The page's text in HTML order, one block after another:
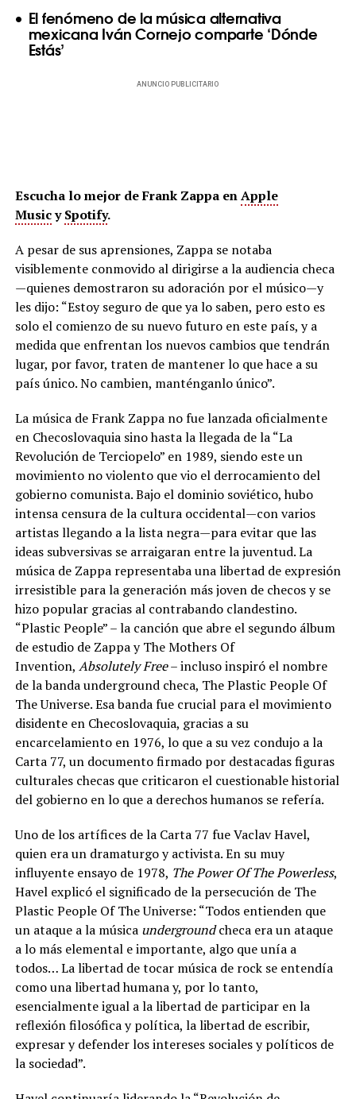
El fenómeno de la música alternativa
mexicana Iván Cornejo comparte ‘Dónde
Estás’
ANUNCIO PUBLICITARIO
Escucha lo mejor de Frank Zappa enApple
MusicySpotify.
A pesar de sus aprensiones, Zappa se notaba
visiblemente conmovido al dirigirse a la audiencia checa
—quienes demostraron su adoración por el músico—y
les dijo: “Estoy seguro de que ya lo saben, pero esto es
solo el comienzo de su nuevo futuro en este país, y a
medida que enfrentan los nuevos cambios que tendrán
lugar, por favor, traten de mantener lo que hace a su
país único. No cambien, manténganlo único”.
La música de Frank Zappa no fue lanzada oficialmente
en Checoslovaquia sino hasta la llegada de la “La
Revolución de Terciopelo” en 1989, siendo este un
movimiento no violento que vio el derrocamiento del
gobierno comunista. Bajo el dominio soviético, hubo
intensa censura de la cultura occidental—con varios
artistas llegando a la lista negra—para evitar que las
ideas subversivas se arraigaran entre la juventud. La
música de Zappa representaba una libertad de expresión
irresistible para la generación más joven de checos y se
hizo popular gracias al contrabando clandestino.
“Plastic People” – la canción que abre el segundo álbum
de estudio de Zappa y The Mothers Of
Invention, Absolutely Free– incluso inspiró el nombre
de la banda underground checa, The Plastic People Of
The Universe. Esa banda fue crucial para el movimiento
disidente en Checoslovaquia, gracias a su
encarcelamiento en 1976, lo que a su vez condujo a la
Carta 77, un documento firmado por destacadas figuras
culturales checas que criticaron el cuestionable historial
del gobierno en lo que a derechos humanos se refería.
Uno de los artífices de la Carta 77 fue Vaclav Havel,
quien era un dramaturgo y activista. En su muy
influyente ensayo de 1978, The Power Of The Powerless,
Havel explicó el significado de la persecución de The
Plastic People Of The Universe: “Todos entienden que
un ataque a la música undergroundcheca era un ataque
a lo más elemental e importante, algo que unía a
todos… La libertad de tocar música de rock se entendía
como una libertad humana y, por lo tanto,
esencialmente igual a la libertad de participar en la
reflexión filosófica y política, la libertad de escribir,
expresar y defender los intereses sociales y políticos de
la sociedad”.